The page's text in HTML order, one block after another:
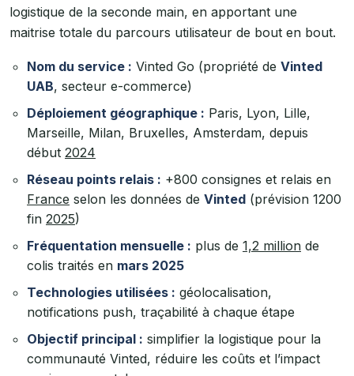
logistique de la seconde main, en apportant une
maitrise totale du parcours utilisateur de bout en bout.
Nom du service : Vinted Go (propriété de Vinted
UAB, secteur e-commerce)
Déploiement géographique : Paris, Lyon, Lille,
Marseille, Milan, Bruxelles, Amsterdam, depuis
début 2024
Réseau points relais : +800 consignes et relais en
France selon les données de Vinted (prévision 1200
fin 2025)
Fréquentation mensuelle : plus de 1,2 million de
colis traités en mars 2025
Technologies utilisées : géolocalisation,
notifications push, traçabilité à chaque étape
Objectif principal : simplifier la logistique pour la
communauté Vinted, réduire les coûts et l’impact